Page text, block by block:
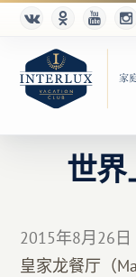
优点
世界
2015年8月26日
皇家龙餐厅（